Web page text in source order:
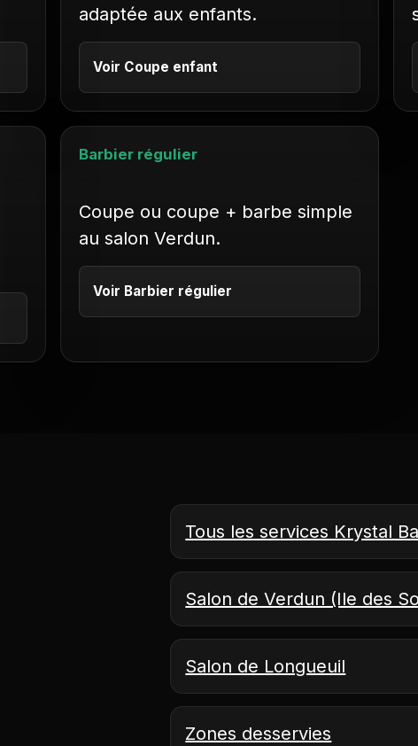
adaptée aux enfants.
Voir Coupe enfant
Barbier régulier
Coupe ou coupe + barbe simple
au salon Verdun.
Voir Barbier régulier
Tous les services Krystal
Salon de Verdun (Ile des
Salon de Longueuil
Zones desservies